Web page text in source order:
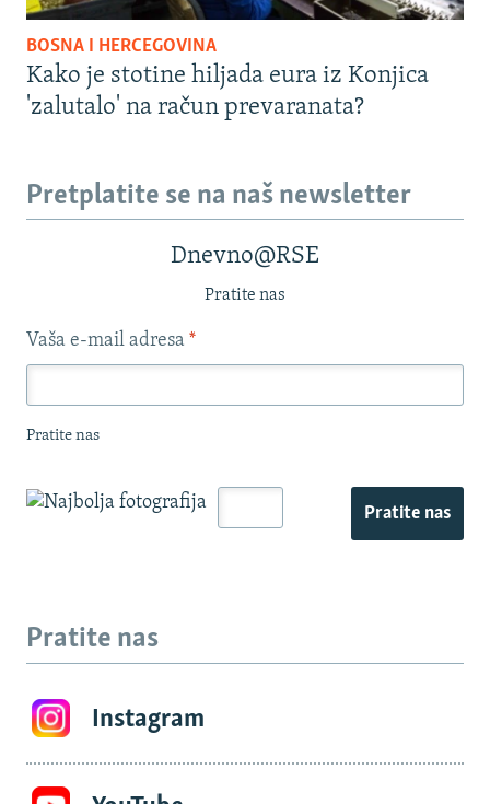
BOSNA I HERCEGOVINA
Kako je stotine hiljada eura iz Konjica
'zalutalo' na račun prevaranata?
Pretplatite se na naš newsletter
Dnevno@RSE
Pratite nas
Vaša e-mail adresa *
Pratite nas
Pratite nas
Pratite nas
Instagram